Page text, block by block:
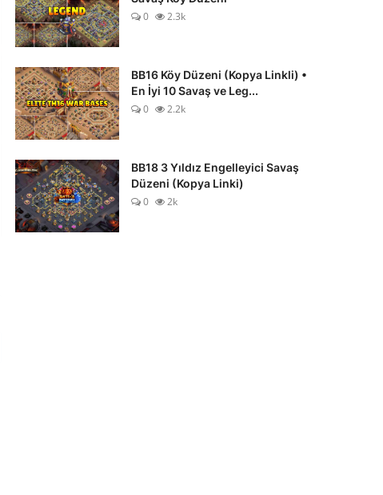
0
2.3k
BB16 Köy Düzeni (Kopya Linkli) •
En İyi 10 Savaş ve Leg...
0
2.2k
BB18 3 Yıldız Engelleyici Savaş
Düzeni (Kopya Linki)
0
2k